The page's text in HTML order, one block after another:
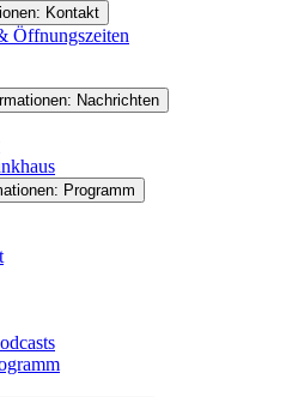
Kontakt
Öffnungszeiten
Nachrichten
Programm